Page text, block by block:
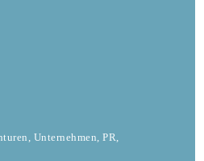
Unternehmen, PR,